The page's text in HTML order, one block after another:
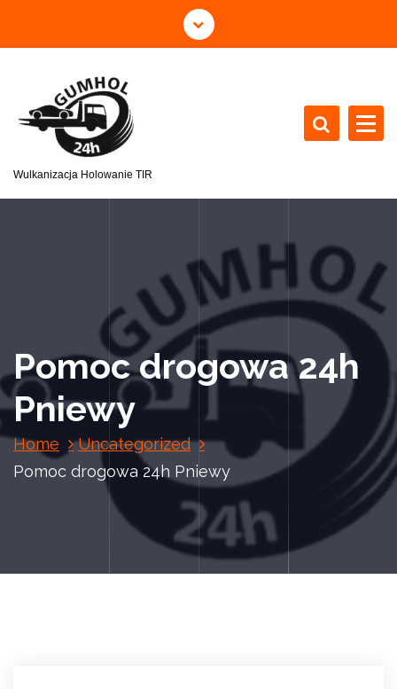
Wulkanizacja Holowanie TIR
Pomoc drogowa 24h
Pniewy
Home
Uncategorized
Pomoc drogowa 24h Pniewy